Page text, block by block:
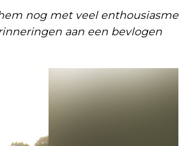
nog met veel enthousiasme
aan een bevlogen